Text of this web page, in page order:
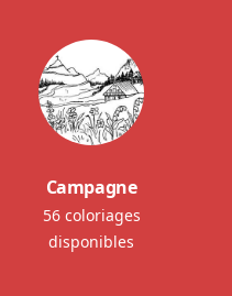
Campagne
56 coloriages
disponibles